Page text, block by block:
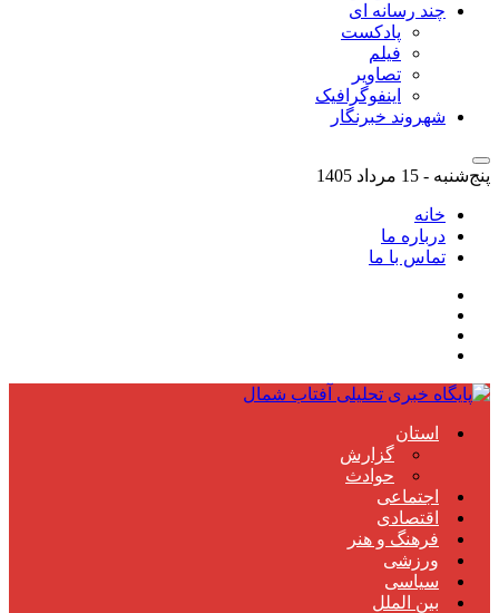
چند رسانه ای
پادکست
فیلم
تصاویر
اینفوگرافیک
شهروند خبرنگار
پنج‌شنبه - 15 مرداد 1405
خانه
درباره ما
تماس با ما
استان
گزارش
حوادث
اجتماعی
اقتصادی
فرهنگ و هنر
ورزشی
سیاسی
بین الملل